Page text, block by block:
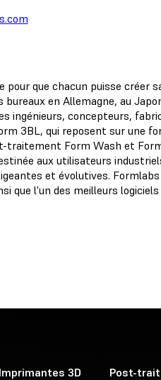
que chacun puisse créer
en Allemagne, au
ingénieurs, concepteurs,
3BL, qui reposent sur une
Form Wash et
aux utilisateurs
et évolutives.
que l'un des meilleurs
Imprimantes 3D Post-